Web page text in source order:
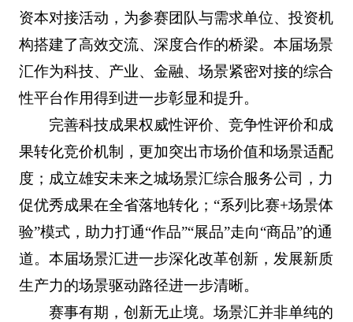
资本对接活动，为参赛团队与需求单位、投资机
构搭建了高效交流、深度合作的桥梁。本届场景
汇作为科技、产业、金融、场景紧密对接的综合
性平台作用得到进一步彰显和提升。
完善科技成果权威性评价、竞争性评价和成
果转化竞价机制，更加突出市场价值和场景适配
度；成立雄安未来之城场景汇综合服务公司，力
促优秀成果在全省落地转化；“系列比赛+场景体
验”模式，助力打通“作品”“展品”走向“商品”的通
道。本届场景汇进一步深化改革创新，发展新质
生产力的场景驱动路径进一步清晰。
赛事有期，创新无止境。场景汇并非单纯的